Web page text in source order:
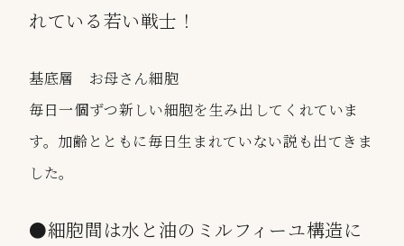
れている若い戦士！
基底層 お母さん細胞
毎日一個ずつ新しい細胞を生み出してくれていま
す。加齢とともに毎日生まれていない説も出てきま
した。
●細胞間は水と油のミルフィーユ構造に